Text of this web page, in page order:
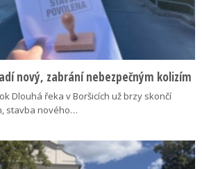
nový, zabrání nebezpečným kolizím
Dlouhá řeka v Boršicích už brzy skončí
stavba nového…